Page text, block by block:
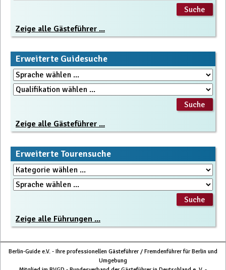
Zeige alle Gästeführer ...
Erweiterte Guidesuche
Zeige alle Gästeführer ...
Erweiterte Tourensuche
Zeige alle Führungen ...
Berlin-Guide e.V. - Ihre professionellen Gästeführer / Fremdenführer für Berlin und
Umgebung